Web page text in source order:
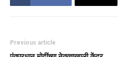
Previous article